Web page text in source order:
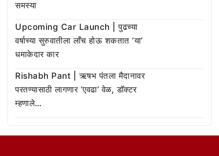
समस्या
Upcoming Car Launch | पुढच्या
वर्षाच्या सुरुवातीला लाँच होऊ शकतात ‘या’
धमाकेदार कार
Rishabh Pant | ऋषभ पंतला मैदानावर
परतण्यासाठी लागणार ‘एवढा’ वेळ, डॉक्टर
म्हणाले…